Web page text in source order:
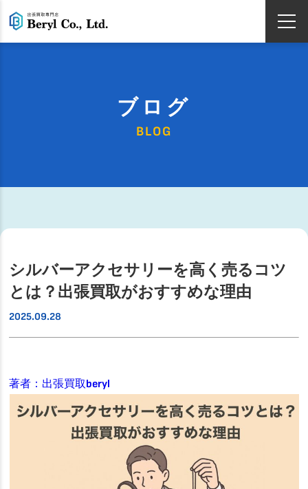
ブログ
BLOG
シルバーアクセサリーを高く売るコツ
とは？出張買取がおすすめな理由
2025.09.28
著者：出張買取beryl